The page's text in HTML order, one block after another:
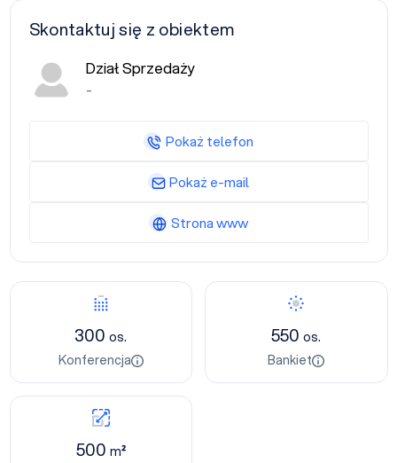
300os.
Konferencja
550os.
Bankiet
500 m²
Skontaktuj się z obiektem
Dział Sprzedaży
-
Pokaż telefon
Pokaż e-mail
Strona www